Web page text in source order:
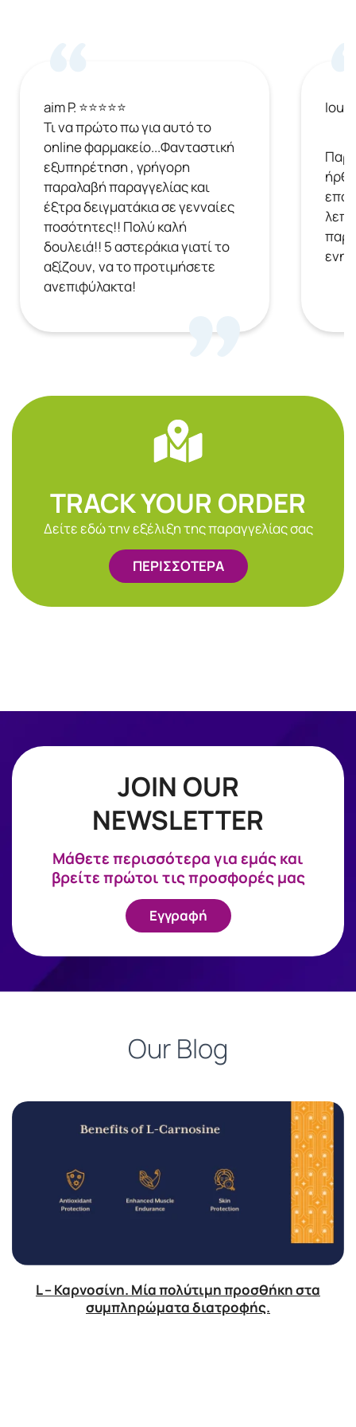
aim P. ⭐⭐⭐⭐⭐
Τι να πρώτο πω για αυτό το
online φαρμακείο...Φανταστική
εξυπηρέτηση , γρήγορη
παραλαβή παραγγελίας και
έξτρα δειγματάκια σε γενναίες
ποσότητες!! Πολύ καλή
δουλειά!! 5 αστεράκια γιατί το
αξίζουν, να το προτιμήσετε
ανεπιφύλακτα!
Ioulia
TRACK YOUR ORDER
Δείτε εδώ την εξέλιξη της παραγγελίας σας
ΠΕΡΙΣΣΟΤΕΡΑ
JOIN OUR
NEWSLETTER
Mάθετε περισσότερα για εμάς και
βρείτε πρώτοι τις προσφορές μας
Εγγραφή
Our Blog
L – Καρνοσίνη. Μία πολύτιμη προσθήκη στα
συμπληρώματα διατροφής.